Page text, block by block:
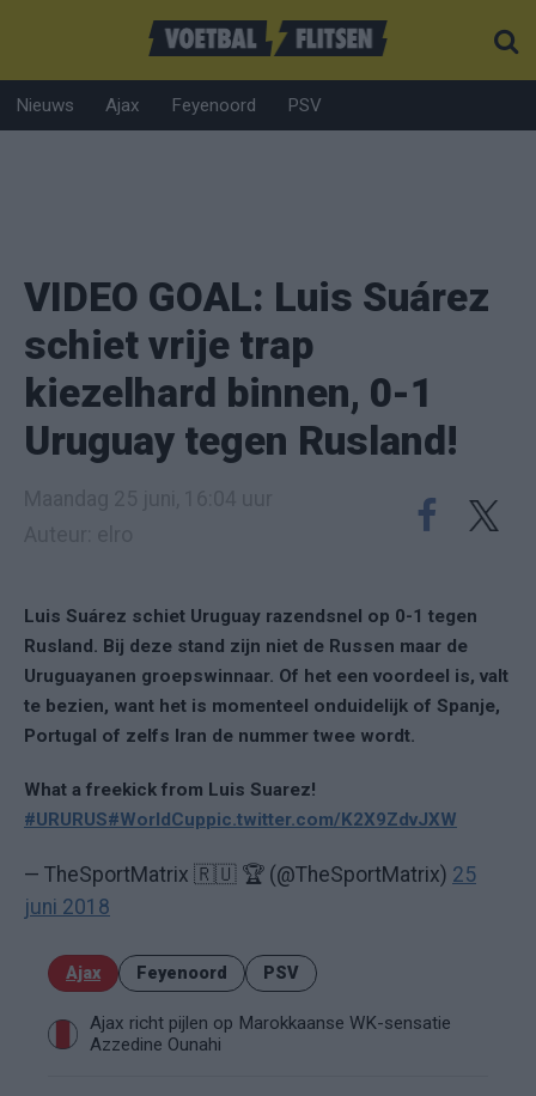
Nieuws Ajax Feyenoord PSV
VIDEO GOAL: Luis Suárez
schiet vrije trap
kiezelhard binnen, 0-1
Uruguay tegen Rusland!
Luis Suárez schiet Uruguay razendsnel op 0-1 tegen
Rusland. Bij deze stand zijn niet de Russen maar de
Uruguayanen groepswinnaar. Of het een voordeel is, valt
te bezien, want het is momenteel onduidelijk of Spanje,
Portugal of zelfs Iran de nummer twee wordt.
What a freekick from Luis Suarez!
#URURUS#WorldCuppic.twitter.com/K2X9ZdvJXW
— TheSportMatrix 🇷🇺 🏆 (@TheSportMatrix) 25
juni 2018
Ajax Feyenoord PSV
Ajax richt pijlen op Marokkaanse WK-sensatie
Azzedine Ounahi